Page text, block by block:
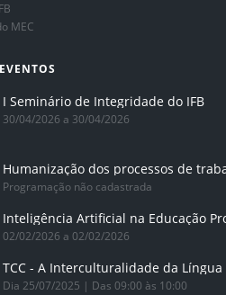
MEC
I Seminário de Integridade do IFB
30/04/2026 a 30/04/2026
Humanização dos processos de
Programação não cadastrada
02/02/2026 a 02/02/2026
Dia 25/07/2025 | Das 09:00 às 10:00